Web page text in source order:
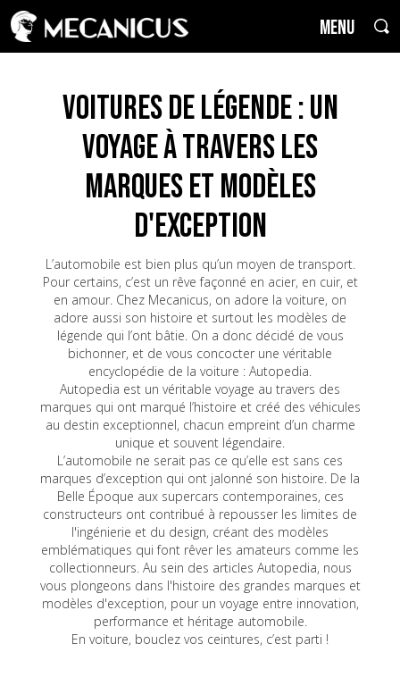
MENU
Voitures de Légende : un
voyage à travers les
marques et modèles
d'exception
L’automobile est bien plus qu’un moyen de transport.
Pour certains, c’est un rêve façonné en acier, en cuir, et
en amour. Chez Mecanicus, on adore la voiture, on
adore aussi son histoire et surtout les modèles de
légende qui l’ont bâtie. On a donc décidé de vous
bichonner, et de vous concocter une véritable
encyclopédie de la voiture : Autopedia.
Autopedia est un véritable voyage au travers des
marques qui ont marqué l’histoire et créé des véhicules
au destin exceptionnel, chacun empreint d’un charme
unique et souvent légendaire.
L’automobile ne serait pas ce qu’elle est sans ces
marques d’exception qui ont jalonné son histoire. De la
Belle Époque aux supercars contemporaines, ces
constructeurs ont contribué à repousser les limites de
l'ingénierie et du design, créant des modèles
emblématiques qui font rêver les amateurs comme les
collectionneurs. Au sein des articles Autopedia, nous
vous plongeons dans l'histoire des grandes marques et
modèles d'exception, pour un voyage entre innovation,
performance et héritage automobile.
En voiture, bouclez vos ceintures, c’est parti !